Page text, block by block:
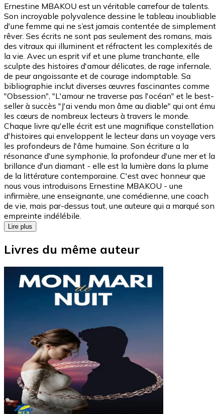
Ernestine MBAKOU est un véritable carrefour de talents.
Son incroyable polyvalence dessine le tableau inoubliable
d'une femme qui ne s’est jamais contentée de simplement
rêver. Ses écrits ne sont pas seulement des romans, mais
des vitraux qui illuminent et réfractent les complexités de
la vie. Avec un esprit vif et une plume tranchante, elle
sculpte des histoires d'amour délicates, de rage infernale,
de peur angoissante et de courage indomptable. Sa
bibliographie inclut diverses œuvres fascinantes comme
"Obsession", "L'amour ne traverse pas l'océan" et le best-
seller à succès "J'ai vendu mon âme au diable" qui ont ému
les cœurs de nombreux lecteurs à travers le monde.
Chaque livre qu'elle écrit est une magnifique constellation
d'histoires qui enveloppent le lecteur dans un voyage vers
les profondeurs de l'âme humaine. Son écriture a la
résonance d'une symphonie, la profondeur d'une mer et la
brillance d'un diamant - elle est la lumière dans la plume
de la littérature contemporaine. C'est avec honneur que
nous vous introduisons Ernestine MBAKOU - une
infirmière, une enseignante, une comédienne, une coach
de vie, mais par-dessus tout, une auteure qui a marqué son
empreinte indélébile.
Lire plus
Livres du même auteur